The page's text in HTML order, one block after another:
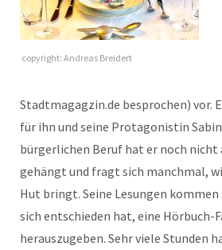
copyright: Andreas Breidert
Stadtmagagzin.de besprochen) vor.
für ihn und seine Protagonistin
bürgerlichen Beruf hat er noch nicht
gehängt und fragt sich manchmal,
Hut bringt. Seine Lesungen kommen
sich entschieden hat, eine Hörbuch-
herauszugeben. Sehr viele Stunden